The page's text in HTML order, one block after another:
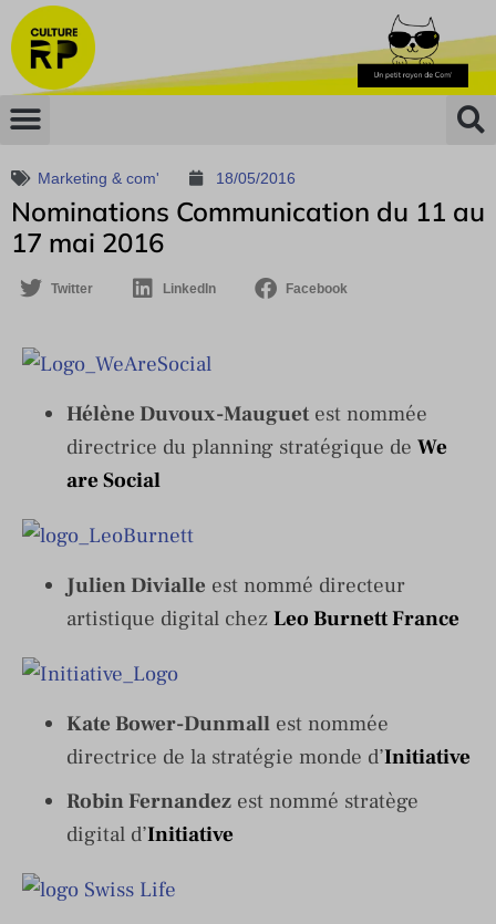
Marketing & com' 18/05/2016
Nominations Communication du 11 au
17 mai 2016
Twitter LinkedIn Facebook
Hélène Duvoux-Mauguetest nommée
directrice du planning stratégique de We
are Social
Julien Divialle est nommé directeur
artistique digital chez Leo Burnett France
Kate Bower-Dunmall est nommée
directrice de la stratégie monde d’Initiative
Robin Fernandez est nommé stratège
digital d’Initiative